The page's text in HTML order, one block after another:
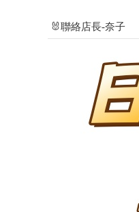
🐰聯絡店長-奈子